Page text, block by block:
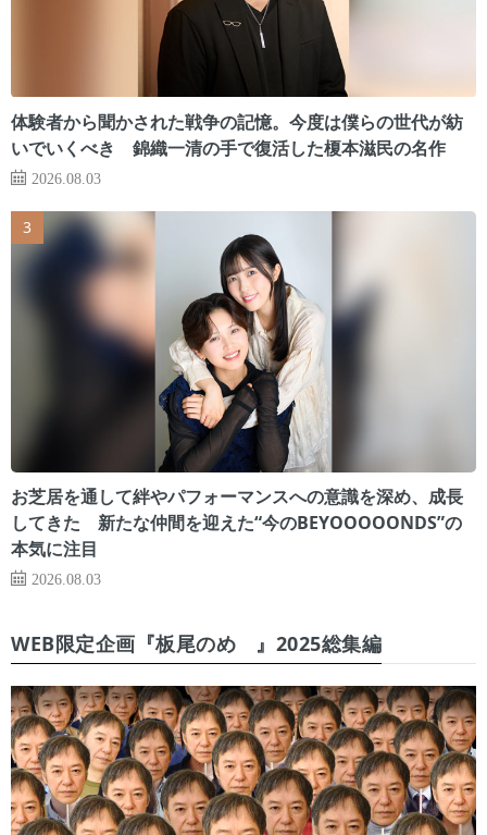
体験者から聞かされた戦争の記憶。今度は僕らの世代が紡
いでいくべき 錦織一清の手で復活した榎本滋民の名作
2026.08.03
お芝居を通して絆やパフォーマンスへの意識を深め、成長
してきた 新たな仲間を迎えた“今のBEYOOOOONDS”の
本気に注目
2026.08.03
WEB限定企画『板尾のめ゙』2025総集編